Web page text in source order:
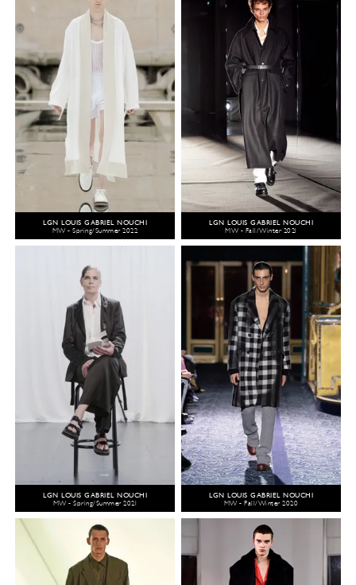
LGN LOUIS GABRIEL NOUCHI
MW - Spring/Summer 2022
LGN LOUIS GABRIEL NOUCHI
MW - Fall/Winter 2021
LGN LOUIS GABRIEL NOUCHI
MW - Spring/Summer 2021
LGN LOUIS GABRIEL NOUCHI
MW - Fall/Winter 2020